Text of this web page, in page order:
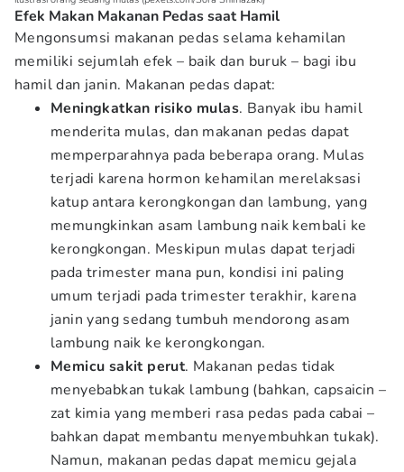
Efek Makan Makanan Pedas saat Hamil
Mengonsumsi makanan pedas selama kehamilan
memiliki sejumlah efek – baik dan buruk – bagi ibu
hamil dan janin. Makanan pedas dapat:
Meningkatkan risiko mulas. Banyak ibu hamil
menderita mulas, dan makanan pedas dapat
memperparahnya pada beberapa orang. Mulas
terjadi karena hormon kehamilan merelaksasi
katup antara kerongkongan dan lambung, yang
memungkinkan asam lambung naik kembali ke
kerongkongan. Meskipun mulas dapat terjadi
pada trimester mana pun, kondisi ini paling
umum terjadi pada trimester terakhir, karena
janin yang sedang tumbuh mendorong asam
lambung naik ke kerongkongan.
Memicu sakit perut. Makanan pedas tidak
menyebabkan tukak lambung (bahkan, capsaicin –
zat kimia yang memberi rasa pedas pada cabai –
bahkan dapat membantu menyembuhkan tukak).
Namun, makanan pedas dapat memicu gejala